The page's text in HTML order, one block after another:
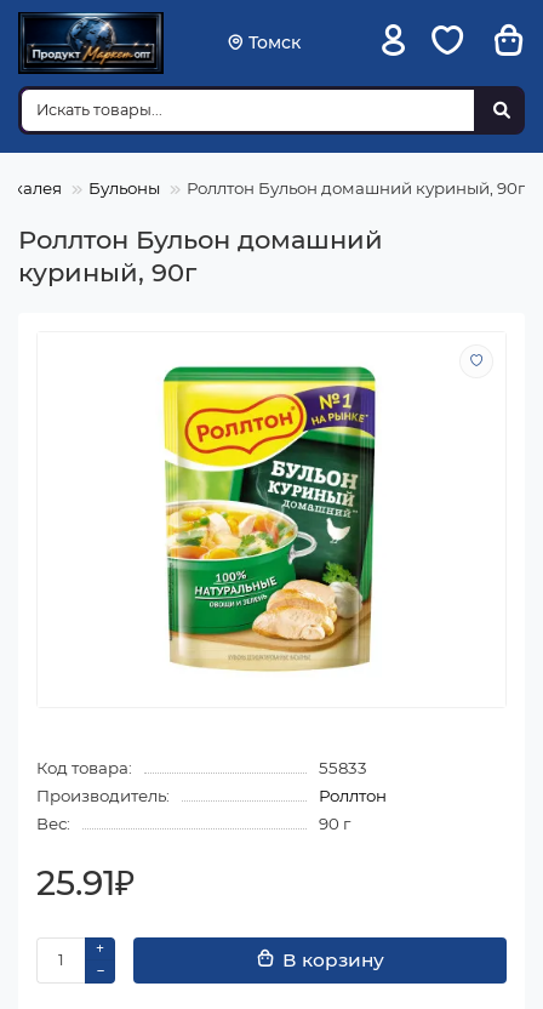
Томск
Бульоны Роллтон Бульон домашний куриный, 90г
Роллтон Бульон домашний
куриный, 90г
Код товара:
55833
Производитель:
Роллтон
Вес:
90 г
25.91₽
В корзину